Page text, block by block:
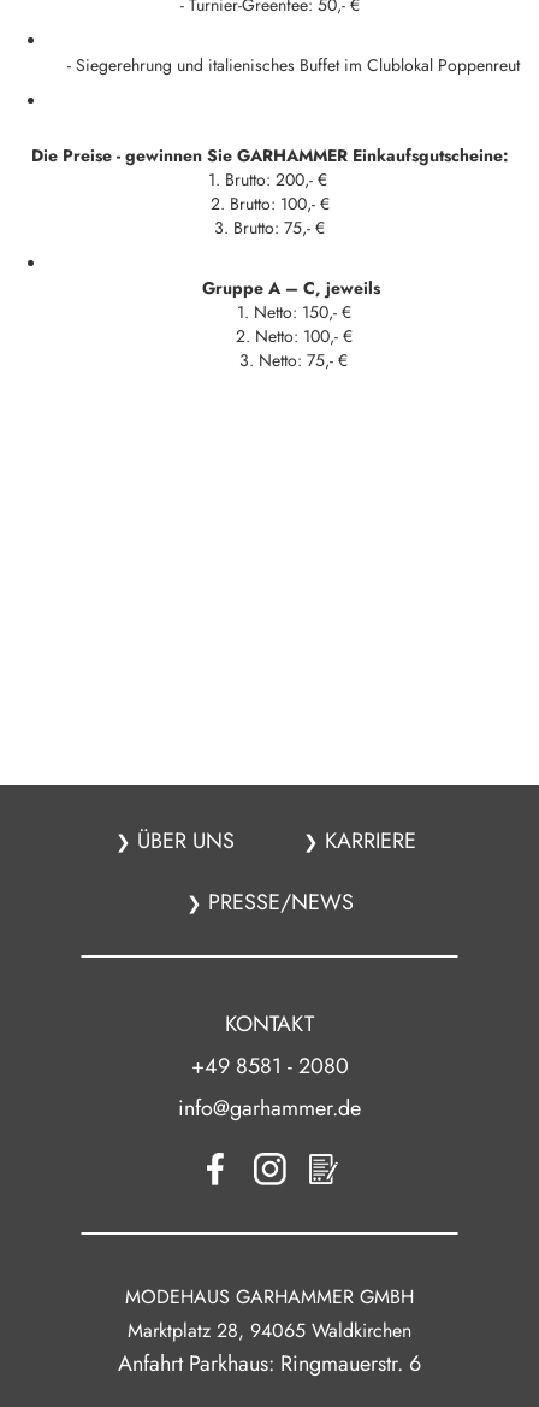
- Turnier-Greenfee: 50,- €
- Siegerehrung und italienisches Buffet im Clublokal Poppenreut
Die Preise - gewinnen Sie GARHAMMER Einkaufsgutscheine:
1. Brutto: 200,- €
2. Brutto: 100,- €
3. Brutto: 75,- €
Gruppe A – C, jeweils
1. Netto: 150,- €
2. Netto: 100,- €
3. Netto: 75,- €
❯ ÜBER UNS ❯ KARRIERE
❯ PRESSE/NEWS
KONTAKT
+49 8581 - 2080
info@garhammer.de
MODEHAUS GARHAMMER GMBH
Marktplatz 28, 94065 Waldkirchen
Anfahrt Parkhaus: Ringmauerstr. 6